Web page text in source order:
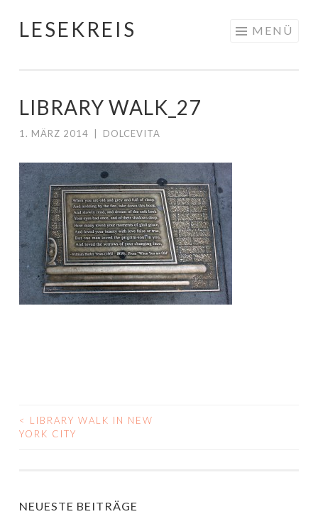
Springe
LESEKREIS MENÜ
LIBRARY WALK_27
1. MÄRZ 2014 DOLCEVITA
BEITRAGS-
<
LIBRARY WALK IN NEW
YORK CITY
NEUESTE BEITRÄGE